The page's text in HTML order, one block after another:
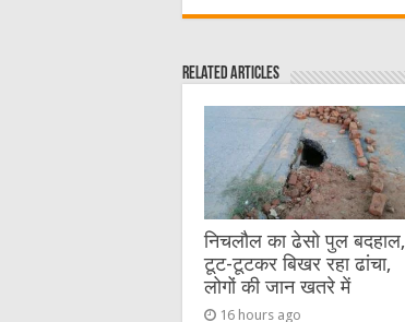
c
e
b
o
o
k
it
r
C
at
ai
Related Articles
निचलौल का ढेसो पुल बदहाल,
टूट-टूटकर बिखर रहा ढांचा,
लोगों की जान खतरे में
16 hours ago